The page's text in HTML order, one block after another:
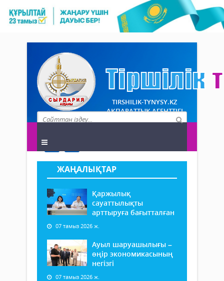
TIRSHILIK-TYNYSY.KZ
АҚПАРАТТЫҚ АГЕНТТІГІ
ЖАҢАЛЫҚТАР
Қаржылық
сауаттылықты
арттыруға бағытталған
07 тамыз 2026 ж.
Ауыл шаруашылығы –
өңір экономикасының
негізгі
07 тамыз 2026 ж.